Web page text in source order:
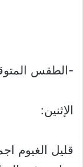
-الطقس
الإثنين:
قليل الغيوم